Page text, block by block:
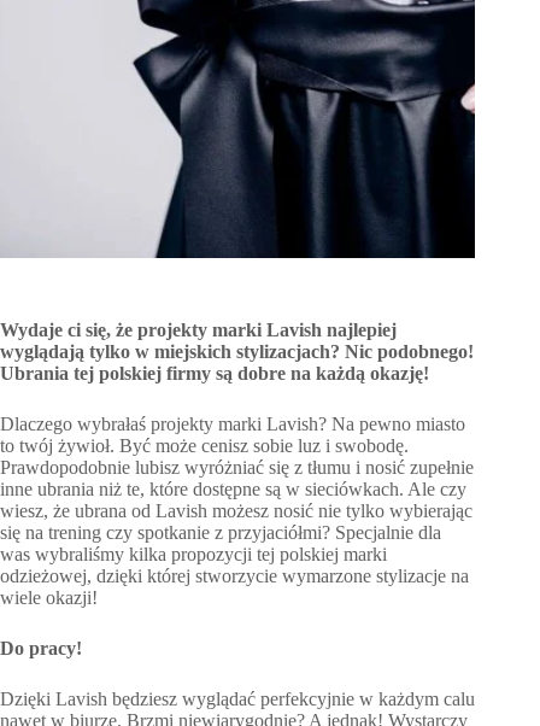
Wydaje ci się, że projekty marki Lavish najlepiej
wyglądają tylko w miejskich stylizacjach? Nic podobnego!
Ubrania tej polskiej firmy są dobre na każdą okazję!
Dlaczego wybrałaś projekty marki Lavish? Na pewno miasto
to twój żywioł. Być może cenisz sobie luz i swobodę.
Prawdopodobnie lubisz wyróżniać się z tłumu i nosić zupełnie
inne ubrania niż te, które dostępne są w sieciówkach. Ale czy
wiesz, że ubrana od Lavish możesz nosić nie tylko wybierając
się na trening czy spotkanie z przyjaciółmi? Specjalnie dla
was wybraliśmy kilka propozycji tej polskiej marki
odzieżowej, dzięki której stworzycie wymarzone stylizacje na
wiele okazji!
Do pracy!
Dzięki Lavish będziesz wyglądać perfekcyjnie w każdym calu
nawet w biurze. Brzmi niewiarygodnie? A jednak! Wystarczy